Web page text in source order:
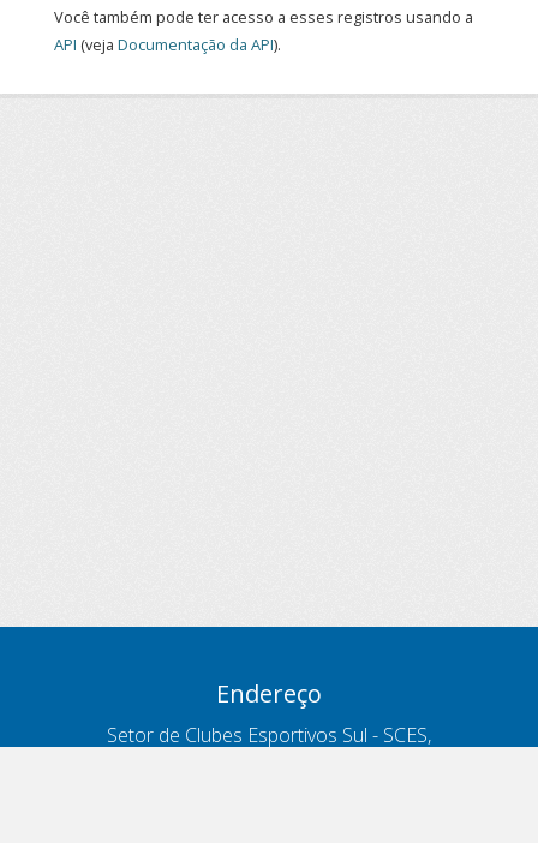
Você também pode ter acesso a esses registros usando a
API (veja Documentação da API).
Endereço
Setor de Clubes Esportivos Sul - SCES,